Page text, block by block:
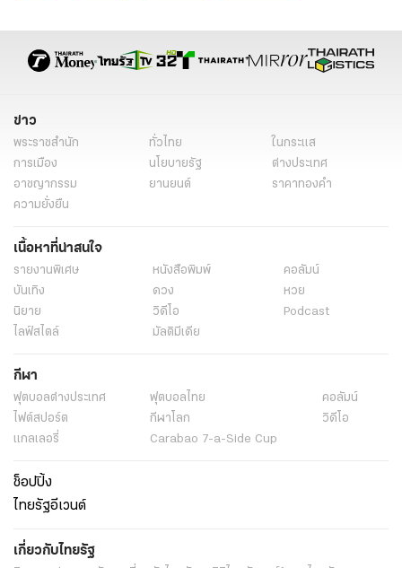
ข่าว
พระราชสำนัก ทั่วไทย
ในกระแส
การเมือง
นโยบายรัฐ
ต่างประเทศ
อาชญากรรม
ยานยนต์
ราคาทองคำ
ความยั่งยืน
เนื้อหาที่น่าสนใจ
รายงานพิเศษ หนังสือพิมพ์
คอลัมน์
บันเทิง
ดวง
หวย
นิยาย
วิดีโอ
Podcast
ไลฟ์สไตล์
มัลติมีเดีย
กีฬา
ฟุตบอลต่่างประเทศ ฟุตบอลไทย
คอลัมน์
ไฟต์สปอร์ต
กีฬาโลก
วิดีโอ
แกลเลอรี่
Carabao 7-a-Side Cup
ช็อปปิ้ง
ไทยรัฐอีเวนต์
เกี่ยวกับไทยรัฐ